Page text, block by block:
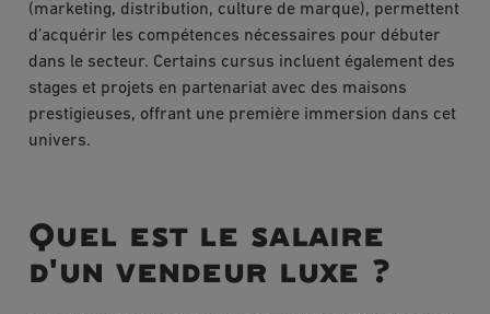
(marketing, distribution, culture de marque), permettent
d’acquérir les compétences nécessaires pour débuter
dans le secteur. Certains cursus incluent également des
stages et projets en partenariat avec des maisons
prestigieuses, offrant une première immersion dans cet
univers.
Quel est le salaire
d'un vendeur luxe ?